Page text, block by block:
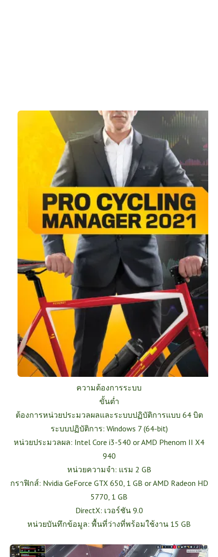
ความต้องการระบบ
ขั้นต่ำ
ต้องการหน่วยประมวลผลและระบบปฏิบัติการแบบ 64 บิต
ระบบปฏิบัติการ: Windows 7 (64-bit)
หน่วยประมวลผล: Intel Core i3-540 or AMD Phenom II X4
940
หน่วยความจำ: แรม 2 GB
กราฟิกส์: Nvidia GeForce GTX 650, 1 GB or AMD Radeon HD
5770, 1 GB
DirectX: เวอร์ชัน 9.0
หน่วยบันทึกข้อมูล: พื้นที่ว่างที่พร้อมใช้งาน 15 GB